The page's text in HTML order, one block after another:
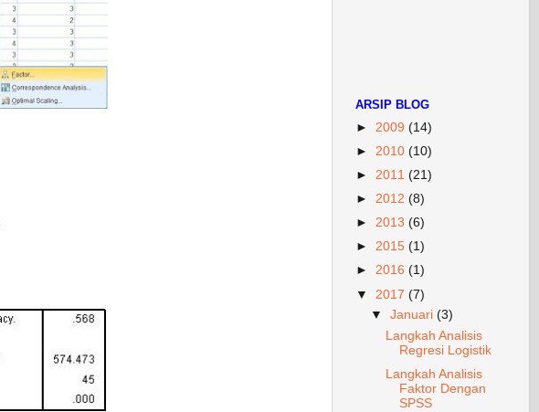
ARSIP BLOG
► 2009 (14)
► 2010 (10)
► 2011 (21)
► 2012 (8)
► 2013 (6)
► 2015 (1)
► 2016 (1)
▼ 2017 (7)
▼ Januari (3)
Langkah Analisis
Regresi Logistik
Langkah Analisis
Faktor Dengan
SPSS